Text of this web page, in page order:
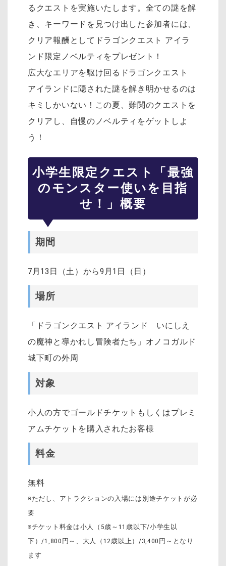
るクエストを実施いたします。全ての謎を解
き、キーワードを見つけ出した参加者には、
クリア報酬としてドラゴンクエスト アイラ
ンド限定ノベルティをプレゼント！
広大なエリアを駆け回るドラゴンクエスト
アイランドに隠された謎を解き明かせるのは
キミしかいない！この夏、難関のクエストを
クリアし、自慢のノベルティをゲットしよ
う！
小学生限定クエスト「最強
のモンスター使いを目指
せ！」概要
期間
7月13日（土）から9月1日（日）
場所
「ドラゴンクエスト アイランド いにしえ
の魔神と導かれし冒険者たち」オノコガルド
城下町の外周
対象
小人の方でゴールドチケットもしくはプレミ
アムチケットを購入されたお客様
料金
無料
※ただし、アトラクションの入場には別途チケットが必
要
※チケット料金は小人（5歳～11歳以下/小学生以
下）/1,800円～、大人（12歳以上）/3,400円～となり
ます